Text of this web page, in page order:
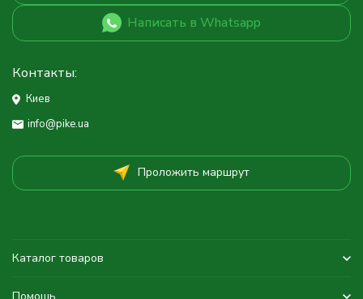
Написать в Whatsapp
Контакты:
Киев
info@pike.ua
Проложить маршрут
Каталог товаров